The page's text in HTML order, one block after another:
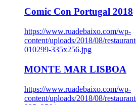
Comic Con Portugal 2018
https://www.ruadebaixo.com/wp-
content/uploads/2018/08/
010299-335x256.jpg
MONTE MAR LISBOA
https://www.ruadebaixo.com/wp-
content/uploads/2018/08/